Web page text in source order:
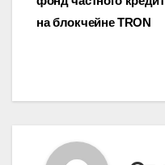
по
на блокчейне TRON